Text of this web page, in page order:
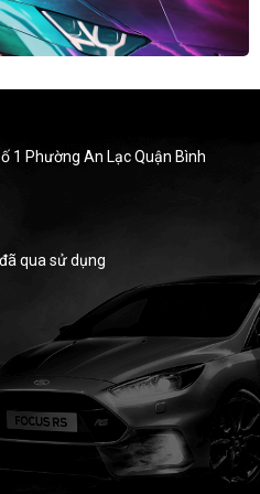
1 Phường An Lạc Quận Bình
qua sử dụng